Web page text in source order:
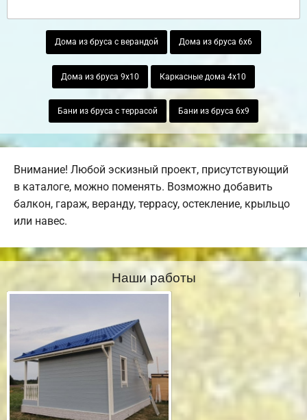
Дома из бруса с верандой Дома из бруса 6х6
Дома из бруса 9х10 Каркасные дома 4х10
Бани из бруса с террасой Бани из бруса 6х9
Внимание! Любой эскизный проект, присутствующий
в каталоге, можно поменять. Возможно добавить
балкон, гараж, веранду, террасу, остекление, крыльцо
или навес.
Наши работы